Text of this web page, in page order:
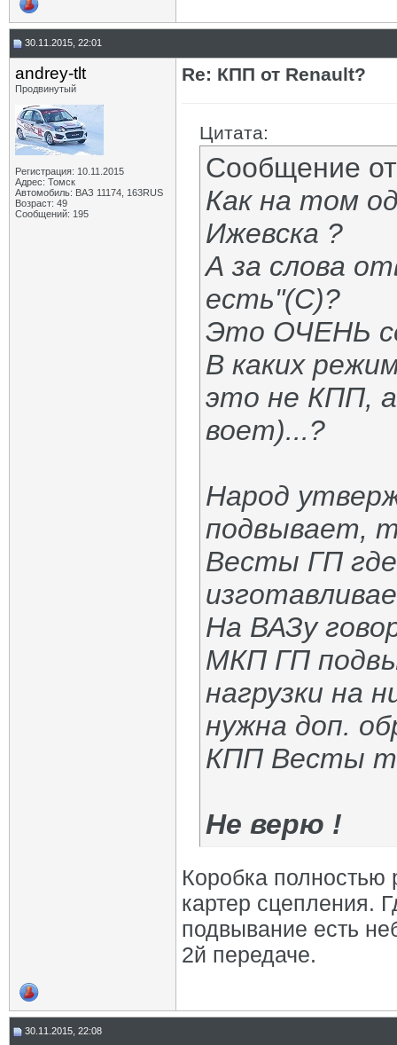
30.11.2015, 22:01
andrey-tlt
Продвинутый
Регистрация: 10.11.2015
Адрес: Томск
Автомобиль: ВАЗ 11174, 163RUS
Возраст: 49
Сообщений: 195
Re: КПП от Renault?
Цитата:
Сообщение
Как на том
Ижевска ?
А за слова
есть"(С)?
Это ОЧЕНЬ
В каких
это не КПП,
воет)...?
Народ
подвывает,
Весты ГП где
На ВАЗу
МКП ГП
нагрузки на
нужна доп.
КПП Весты
Не верю !
Коробка полностью
картер сцепления.
подвывание есть
2й передаче.
30.11.2015, 22:08